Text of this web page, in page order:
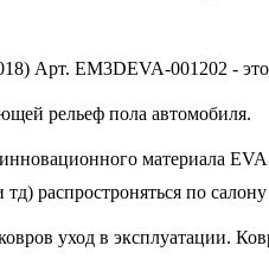
Арт. EM3DEVA-001202 -
рельеф пола автомобиля.
материала
распростроняться по
уход в эксплуатации.